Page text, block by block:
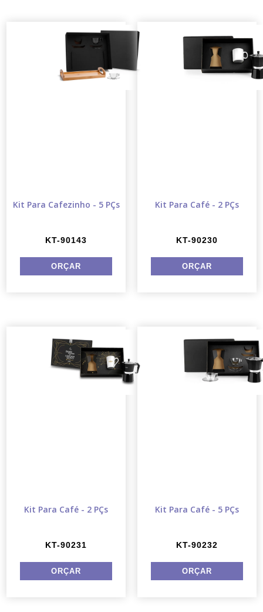
Kit Para Cafezinho - 5 PÇs
KT-90143
Kit Para Café - 2 PÇs
KT-90230
Kit Para Café - 2 PÇs
KT-90231
Kit Para Café - 5 PÇs
KT-90232